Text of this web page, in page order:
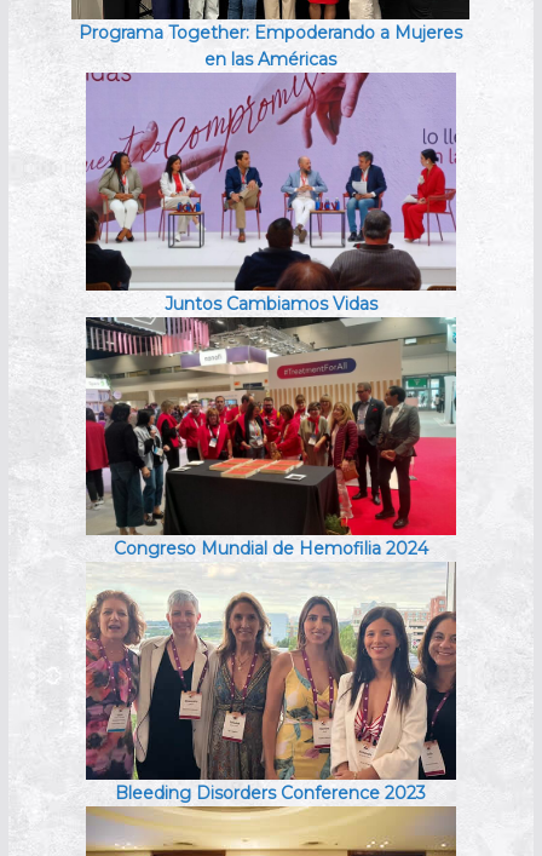
Programa Together: Empoderando a Mujeres
en las Américas
Juntos Cambiamos Vidas
Congreso Mundial de Hemofilia 2024
Bleeding Disorders Conference 2023